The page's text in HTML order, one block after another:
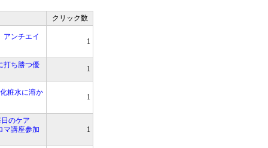
クリック数
アンチエイ
1
打ち勝つ優
1
粧水に溶か
1
日のケア
マ講座参加
1